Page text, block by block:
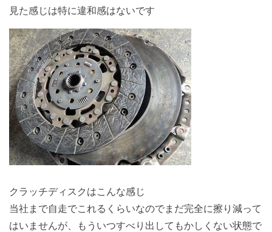
見た感じは特に違和感はないです
クラッチディスクはこんな感じ
当社まで自走でこれるくらいなのでまだ完全に擦り減って
はいませんが、もういつすべり出してもかしくない状態で